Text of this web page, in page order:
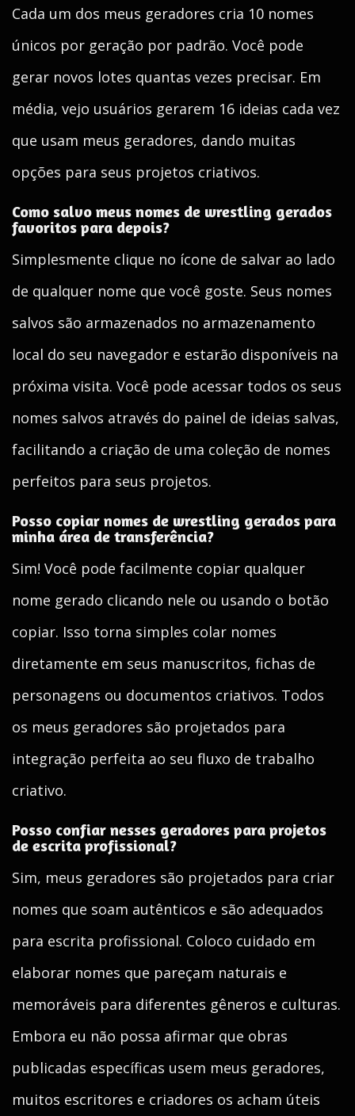
Cada um dos meus geradores cria 10 nomes
únicos por geração por padrão. Você pode
gerar novos lotes quantas vezes precisar. Em
média, vejo usuários gerarem 16 ideias cada vez
que usam meus geradores, dando muitas
opções para seus projetos criativos.
Como salvo meus nomes de wrestling gerados
favoritos para depois?
Simplesmente clique no ícone de salvar ao lado
de qualquer nome que você goste. Seus nomes
salvos são armazenados no armazenamento
local do seu navegador e estarão disponíveis na
próxima visita. Você pode acessar todos os seus
nomes salvos através do painel de ideias salvas,
facilitando a criação de uma coleção de nomes
perfeitos para seus projetos.
Posso copiar nomes de wrestling gerados para
minha área de transferência?
Sim! Você pode facilmente copiar qualquer
nome gerado clicando nele ou usando o botão
copiar. Isso torna simples colar nomes
diretamente em seus manuscritos, fichas de
personagens ou documentos criativos. Todos
os meus geradores são projetados para
integração perfeita ao seu fluxo de trabalho
criativo.
Posso confiar nesses geradores para projetos
de escrita profissional?
Sim, meus geradores são projetados para criar
nomes que soam autênticos e são adequados
para escrita profissional. Coloco cuidado em
elaborar nomes que pareçam naturais e
memoráveis para diferentes gêneros e culturas.
Embora eu não possa afirmar que obras
publicadas específicas usem meus geradores,
muitos escritores e criadores os acham úteis